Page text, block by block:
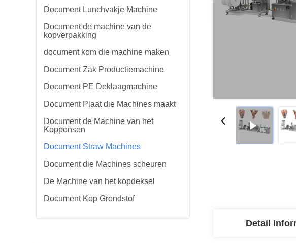
Document Lunchvakje Machine
Document de machine van de
kopverpakking
document kom die machine maken
Document Zak Productiemachine
Document PE Deklaagmachine
Document Plaat die Machines maakt
Document de Machine van het
Kopponsen
Document Straw Machines
Document die Machines scheuren
De Machine van het kopdeksel
Document Kop Grondstof
Detail